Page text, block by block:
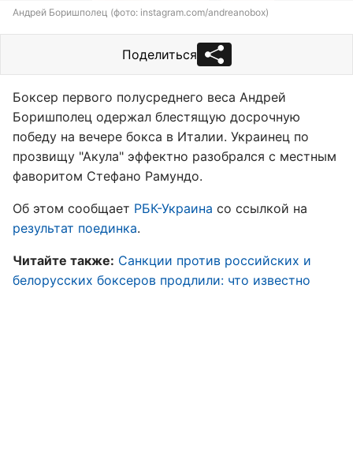
Андрей Боришполец (фото: instagram.com/andreanobox)
Поделиться
Боксер первого полусреднего веса Андрей
Боришполец одержал блестящую досрочную
победу на вечере бокса в Италии. Украинец по
прозвищу "Акула" эффектно разобрался с местным
фаворитом Стефано Рамундо.
Об этом сообщает РБК-Украина со ссылкой на
результат поединка.
Читайте также: Санкции против российских и
белорусских боксеров продлили: что известно